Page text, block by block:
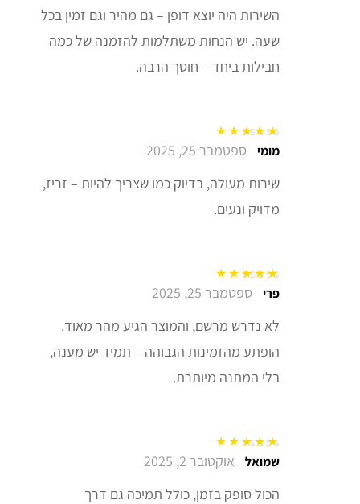
השירות היה יוצא דופן – גם מהיר וגם זמין בכל
שעה. יש הנחות משתלמות להזמנה של כמה
חבילות ביחד – חוסך הרבה.
דורג5מתוך 5 מומי ספטמבר 25, 2025
שירות מעולה, בדיוק כמו שצריך להיות – זריז,
מדויק ונעים.
דורג5 מתוך 5 פרי ספטמבר 25, 2025
לא נדרש מרשם, והמוצר הגיע מהר מאוד.
הופתע מהזמינות הגבוהה – תמיד יש מענה,
בלי המתנה מיותרת.
דורג5מתוך 5שמואל אוקטובר 2, 2025
הכול סופק בזמן, כולל תמיכה גם דרך